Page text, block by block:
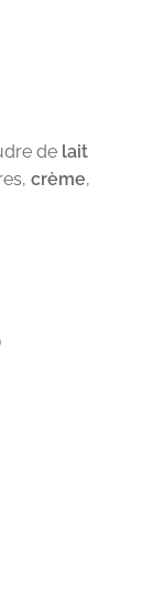
de lait
crème,